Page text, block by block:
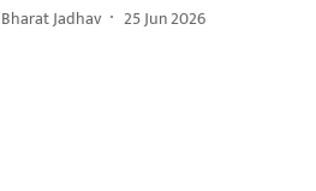
Bharat Jadhav 25 Jun 2026